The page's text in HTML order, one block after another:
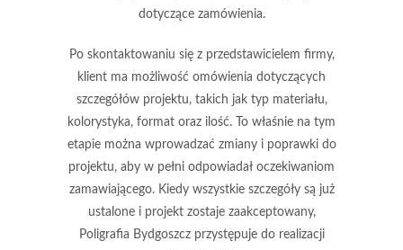
dotyczące zamówienia.
Po skontaktowaniu się z przedstawicielem firmy,
klient ma możliwość omówienia dotyczących
szczegółów projektu, takich jak typ materiału,
kolorystyka, format oraz ilość. To właśnie na tym
etapie można wprowadzać zmiany i poprawki do
projektu, aby w pełni odpowiadał oczekiwaniom
zamawiającego. Kiedy wszystkie szczegóły są już
ustalone i projekt zostaje zaakceptowany,
Poligrafia Bydgoszcz przystępuje do realizacji